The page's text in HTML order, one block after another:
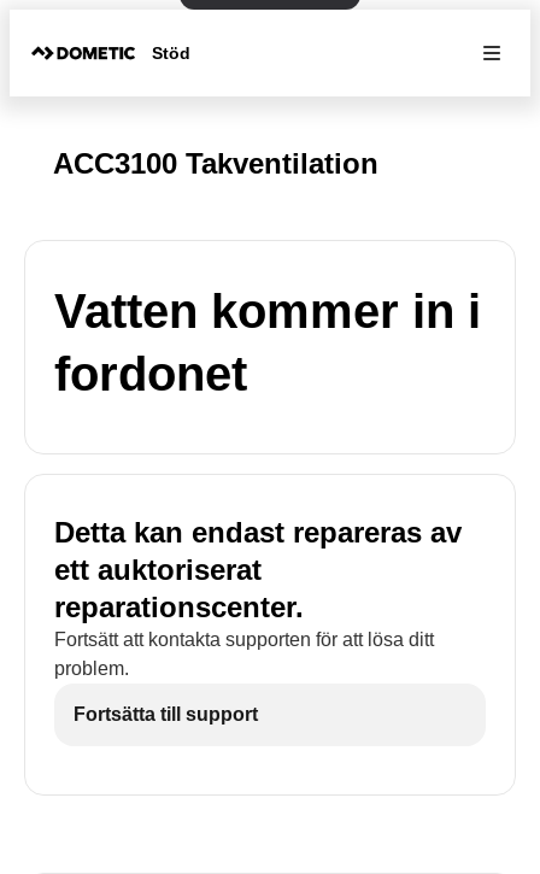
Stöd
ACC3100 Takventilation
Vatten kommer in i
fordonet
Detta kan endast repareras av
ett auktoriserat
reparationscenter.
Fortsätt att kontakta supporten för att lösa ditt
problem.
Fortsätta till support